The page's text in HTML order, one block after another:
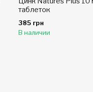
таблеток
385 грн
В наличии